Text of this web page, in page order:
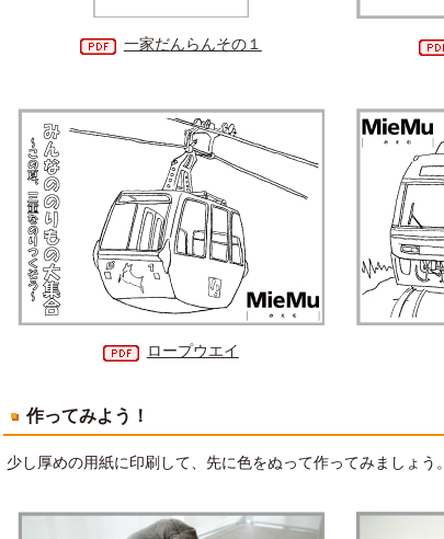
一家だんらんその１
ロープウエイ
作ってみよう！
少し厚めの用紙に印刷して、先に色をぬって作ってみましょう。